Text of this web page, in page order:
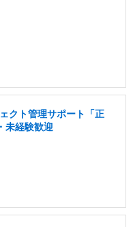
クト管理サポート「正
未経験歓迎